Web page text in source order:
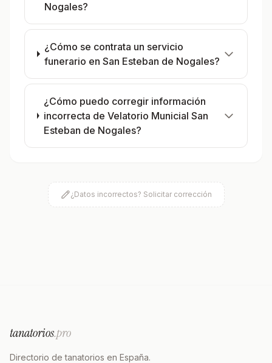
Nogales?
¿Cómo se contrata un servicio
funerario en San Esteban de Nogales?
¿Cómo puedo corregir información
incorrecta de Velatorio Municial San
Esteban de Nogales?
¿Datos incorrectos? Solicitar corrección
tanatorios.pro
Directorio de tanatorios en España.